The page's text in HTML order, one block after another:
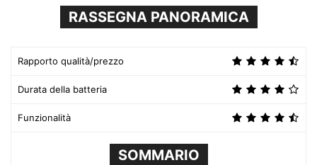
RASSEGNA PANORAMICA
Rapporto qualità/prezzo
Durata della batteria
Funzionalità
SOMMARIO